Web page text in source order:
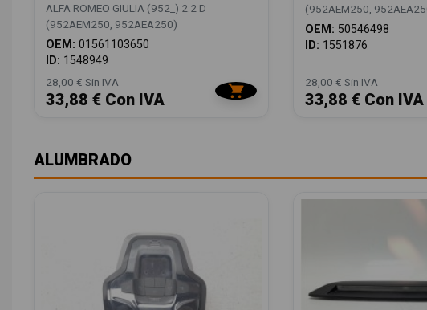
ALFA ROMEO GIULIA (952_) 2.2 D
(952AEM250, 952AEA250)
OEM: 01561103650
ID: 1548949
28,00 € Sin IVA
33,88 € Con IVA
(952AEM250,
OEM: 50546498
ID: 1551876
28,00 € Sin IVA
33,88 € Con IVA
ALUMBRADO